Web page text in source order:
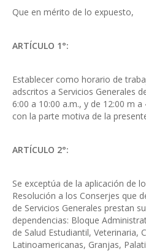
Que en mérito de lo expuesto,
ARTÍCULO 1°:
Establecer como horario de
adscritos a Servicios Generales
6:00 a 10:00 a.m., y de 12:00 m
con la parte motiva de la
ARTÍCULO 2°:
Se exceptúa de la aplicación de
Resolución a los Conserjes que
de Servicios Generales prestan
dependencias: Bloque
de Salud Estudiantil, Veterinaria,
Latinoamericanas, Granjas,